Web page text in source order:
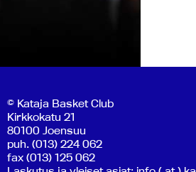
© Kataja Basket Club
Kirkkokatu 21
80100 Joensuu
puh. (013) 224 062
fax (013) 125 062